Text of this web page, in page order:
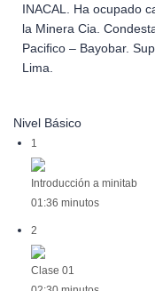
INACAL. Ha ocupado
la Minera Cia.
Paciﬁco – Bayobar.
Lima.
Nivel Básico
1
Introducción a minitab
01:36 minutos
2
Clase 01